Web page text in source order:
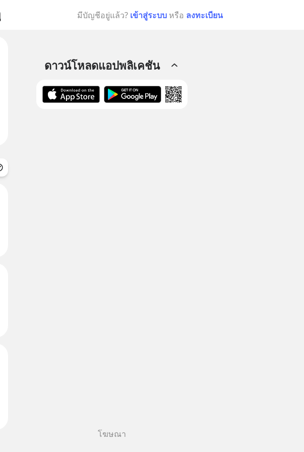
มีบัญชีอยู่แล้ว? เข้าสู่ระบบ หรือ ลงทะเบียน
ดาวน์โหลดแอปพลิเคชัน
โฆษณา